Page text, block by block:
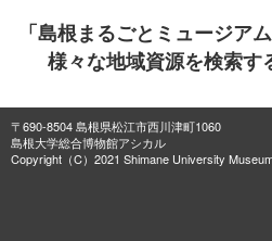
「島根まるごとミュージア
様々な地域資源を検索す
〒690-8504 島根県松江市西川津町1060
島根大学総合博物館アシカル
Copyright（C）2021 Shimane University